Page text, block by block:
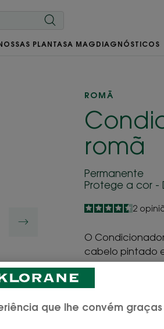
PLANTASA MAG DIAGNÓSTICOS
ROMÃ
romã
Permanente
Protege a cor -
4.5
/
5
2
O
cabelo pintado
seu brilho.
Realça a cor e
que lhe convém